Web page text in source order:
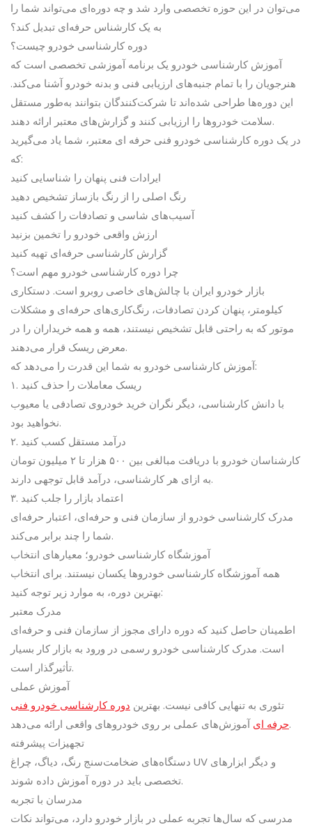
می‌توان در این حوزه تخصصی وارد شد و چه دوره‌ای می‌تواند شما را
به یک کارشناس حرفه‌ای تبدیل کند؟
دوره کارشناسی خودرو چیست؟
آموزش کارشناسی خودرو یک برنامه آموزشی تخصصی است که
هنرجویان را با تمام جنبه‌های ارزیابی فنی و بدنه خودرو آشنا می‌کند.
این دوره‌ها طراحی شده‌اند تا شرکت‌کنندگان بتوانند به‌طور مستقل
سلامت خودروها را ارزیابی کنند و گزارش‌های معتبر ارائه دهند.
در یک دوره کارشناسی خودرو فنی حرفه ای معتبر، شما یاد می‌گیرید
که:
ایرادات فنی پنهان را شناسایی کنید
رنگ اصلی را از رنگ بازساز تشخیص دهید
آسیب‌های شاسی و تصادفات را کشف کنید
ارزش واقعی خودرو را تخمین بزنید
گزارش کارشناسی حرفه‌ای تهیه کنید
چرا دوره کارشناسی خودرو مهم است؟
بازار خودرو ایران با چالش‌های خاصی روبرو است. دستکاری
کیلومتر، پنهان کردن تصادفات، رنگ‌کاری‌های حرفه‌ای و مشکلات
موتور که به راحتی قابل تشخیص نیستند، همه و همه خریداران را در
معرض ریسک قرار می‌دهند.
آموزش کارشناسی خودرو به شما این قدرت را می‌دهد که:
۱. ریسک معاملات را حذف کنید
با دانش کارشناسی، دیگر نگران خرید خودروی تصادفی یا معیوب
نخواهید بود.
۲. درآمد مستقل کسب کنید
کارشناسان خودرو با دریافت مبالغی بین ۵۰۰ هزار تا ۲ میلیون تومان
به ازای هر کارشناسی، درآمد قابل توجهی دارند.
۳. اعتماد بازار را جلب کنید
مدرک کارشناسی خودرو از سازمان فنی و حرفه‌ای، اعتبار حرفه‌ای
شما را چند برابر می‌کند.
آموزشگاه کارشناسی خودرو؛ معیارهای انتخاب
همه آموزشگاه کارشناسی خودروها یکسان نیستند. برای انتخاب
بهترین دوره، به موارد زیر توجه کنید:
مدرک معتبر
اطمینان حاصل کنید که دوره دارای مجوز از سازمان فنی و حرفه‌ای
است. مدرک کارشناسی خودرو رسمی در ورود به بازار کار بسیار
تأثیرگذار است.
آموزش عملی
تئوری به تنهایی کافی نیست. بهترین دوره کارشناسی خودرو فنی
حرفه ایآموزش‌های عملی بر روی خودروهای واقعی ارائه می‌دهد.
تجهیزات پیشرفته
دستگاه‌های ضخامت‌سنج رنگ، دیاگ، چراغ UV و دیگر ابزارهای
تخصصی باید در دوره آموزش داده شوند.
مدرسان با تجربه
مدرسی که سال‌ها تجربه عملی در بازار خودرو دارد، می‌تواند نکات